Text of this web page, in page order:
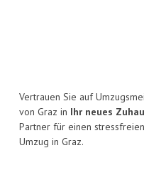
Vertrauen Sie auf
von Graz in Ihr neues
Partner für einen
Umzug in Graz.